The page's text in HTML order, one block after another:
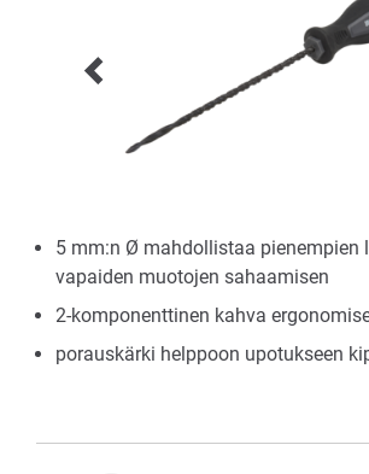
5 mm:n Ø mahdollistaa pienempien
vapaiden muotojen sahaamisen
2-komponenttinen kahva
porauskärki helppoon upotukseen